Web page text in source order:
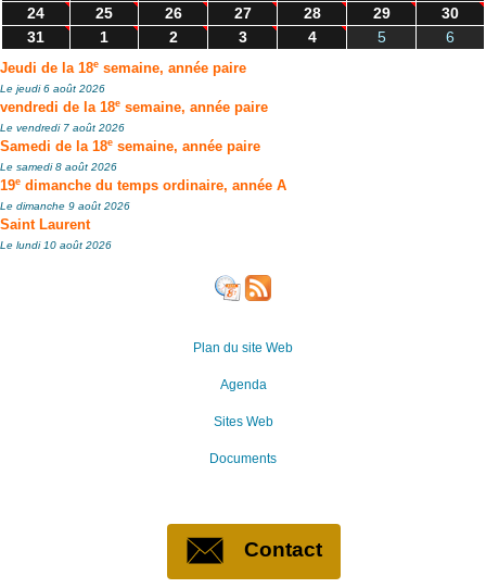
24
25 26 27 28 29
30
31
1 2 3 4 5 6
Jeudi de la 18e semaine, année paire
Le jeudi 6 août 2026
vendredi de la 18e semaine, année paire
Le vendredi 7 août 2026
Samedi de la 18e semaine, année paire
Le samedi 8 août 2026
19e dimanche du temps ordinaire, année A
Le dimanche 9 août 2026
Saint Laurent
Le lundi 10 août 2026
Plan du site Web
Agenda
Sites Web
Documents
Contact